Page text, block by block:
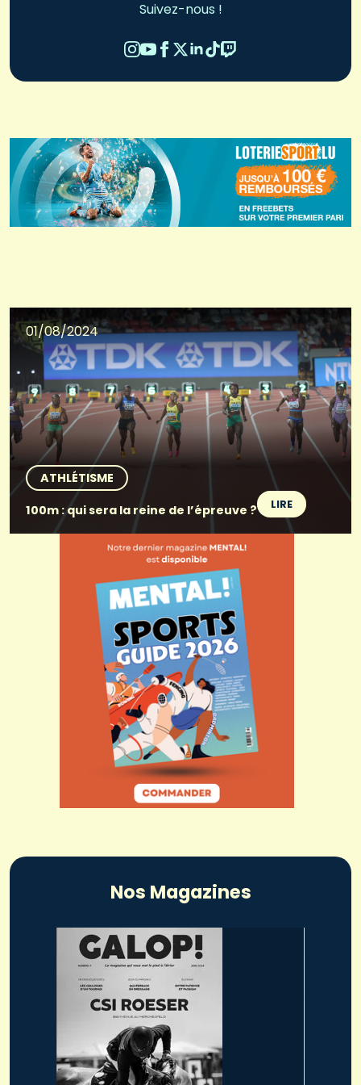
Suivez-nous !
01/08/2024
ATHLÉTISME
100m : qui sera la reine de l’épreuve ?
LIRE
Nos Magazines